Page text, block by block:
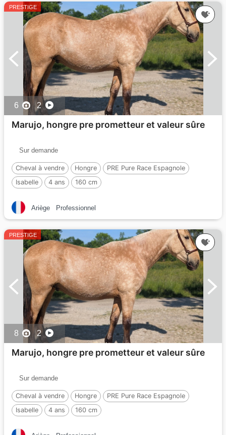
PRESTIGE
6 2
Marujo, hongre pre prometteur et valeur sûre
Sur demande
Cheval à vendre Hongre
PRE Pure Race Espagnole
Isabelle
4 ans 160 cm
Ariège Professionnel
PRESTIGE
8 2
Marujo, hongre pre prometteur et valeur sûre
Sur demande
Cheval à vendre Hongre
PRE Pure Race Espagnole
Isabelle
4 ans 160 cm